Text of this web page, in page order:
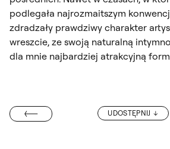
podlegała najrozmaitszym
zdradzały prawdziwy charakter
wreszcie, ze swoją naturalną
dla mnie najbardziej atrakcyjną
UDOSTĘPNIJ
WINIARSKI